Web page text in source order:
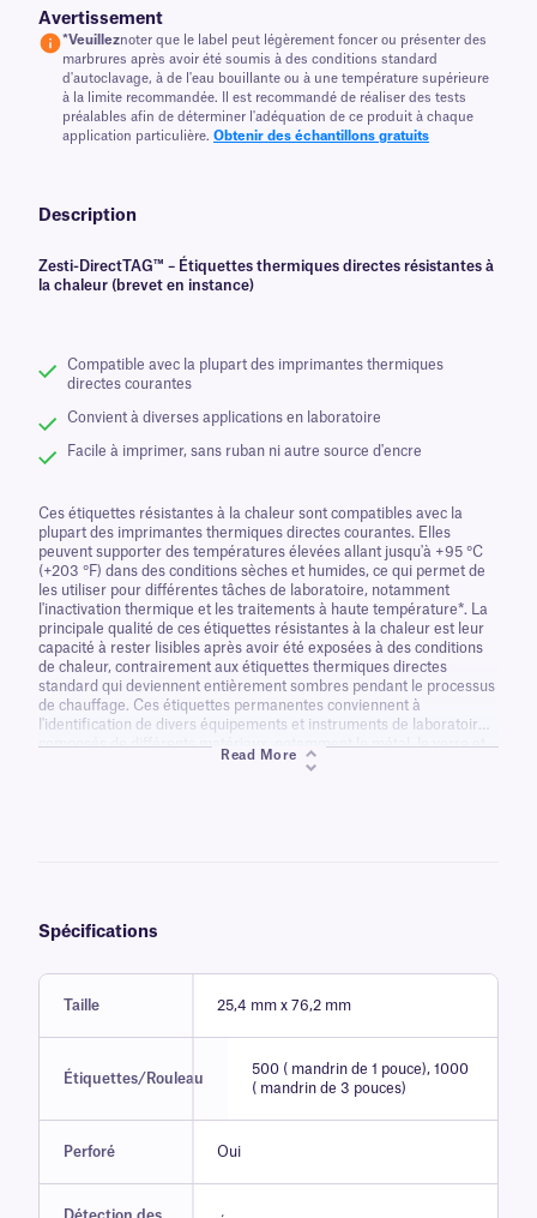
Avertissement
*Veuilleznoter que le label peut légèrement foncer ou présenter des
marbrures après avoir été soumis à des conditions standard
d'autoclavage, à de l'eau bouillante ou à une température supérieure
à la limite recommandée. Il est recommandé de réaliser des tests
préalables afin de déterminer l'adéquation de ce produit à chaque
application particulière. Obtenir des échantillons gratuits
Description
Zesti-DirectTAG™ – Étiquettes thermiques directes résistantes à
la chaleur (brevet en instance)
Compatible avec la plupart des imprimantes thermiques
directes courantes
Convient à diverses applications en laboratoire
Facile à imprimer, sans ruban ni autre source d'encre
Ces étiquettes résistantes à la chaleur sont compatibles avec la
plupart des imprimantes thermiques directes courantes. Elles
peuvent supporter des températures élevées allant jusqu'à +95 °C
(+203 °F) dans des conditions sèches et humides, ce qui permet de
les utiliser pour différentes tâches de laboratoire, notamment
l'inactivation thermique et les traitements à haute température*. La
principale qualité de ces étiquettes résistantes à la chaleur est leur
capacité à rester lisibles après avoir été exposées à des conditions
de chaleur, contrairement aux étiquettes thermiques directes
standard qui deviennent entièrement sombres pendant le processus
de chauffage. Ces étiquettes permanentes conviennent à
l'identification de divers équipements et instruments de laboratoire
composés de différents matériaux, notamment le métal, le verre et
le plastique. Étant donné que ces étiquettes résistent également aux
Read More
Spécifications
Taille 25,4 mm x 76,2 mm
Étiquettes/Rouleau
500 ( mandrin de 1 pouce), 1000
( mandrin de 3 pouces)
Perforé Oui